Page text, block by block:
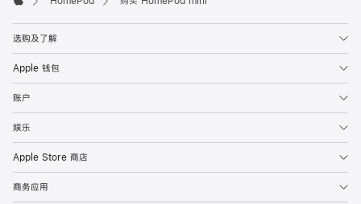
选购及了解
Apple 钱包
账户
娱乐
Apple Store 商店
商务应用